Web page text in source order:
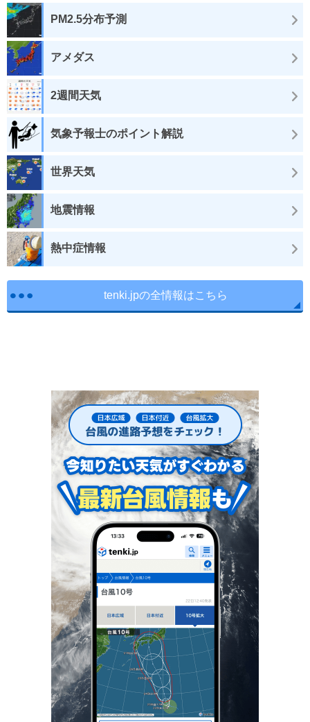
PM2.5分布予測
アメダス
2週間天気
気象予報士のポイント解説
世界天気
地震情報
熱中症情報
tenki.jpの全情報はこちら